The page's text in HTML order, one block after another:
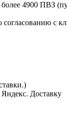
4900 ПВЗ
с
Яндекс. Доставку